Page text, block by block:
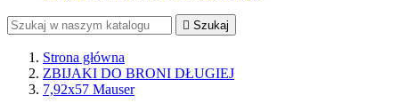
 Szukaj
Strona główna
ZBIJAKI DO BRONI DŁUGIEJ
7,92x57 Mauser